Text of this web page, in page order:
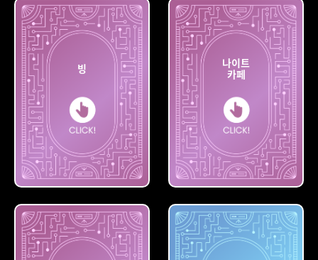
빙
빙
나이트카페
나이트
카페